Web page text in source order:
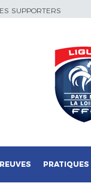
SUPPORTERS
PRATIQUES